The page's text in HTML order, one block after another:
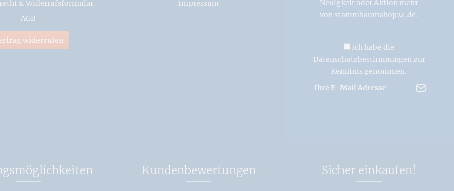
Sachbuch
92-1
& Widerrufsformular
AGB
widerrufen
Impressum
Neuigkeit oder Aktion mehr
von stammbaumshop24.de.
Ich habe die
Datenschutzbestimmungenzur
Kenntnis genommen.
Kundenbewertungen Sicher einkaufen!